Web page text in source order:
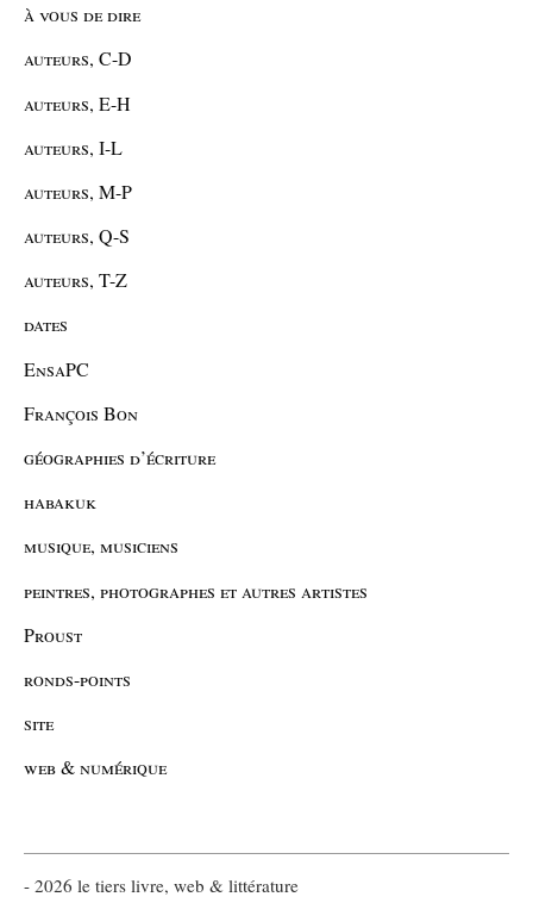
à vous de dire
auteurs, C-D
auteurs, E-H
auteurs, I-L
auteurs, M-P
auteurs, Q-S
auteurs, T-Z
dates
EnsaPC
François Bon
géographies d’écriture
habakuk
musique, musiciens
peintres, photographes et autres artistes
Proust
ronds-points
site
web & numérique
- 2026 le tiers livre, web & littérature